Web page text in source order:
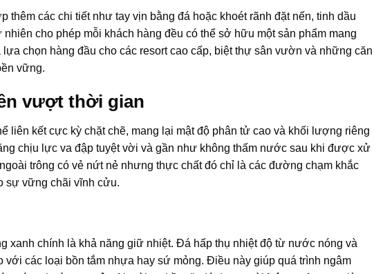
thêm các chi tiết như tay vịn bằng đá hoặc khoét rãnh đặt nến, tinh dầu
cho phép mỗi khách hàng đều có thể sở hữu một sản phẩm mang
chọn hàng đầu cho các resort cao cấp, biệt thự sân vườn và những căn
vững.
vượt thời gian
liên kết cực kỳ chặt chẽ, mang lại mật độ phân tử cao và khối lượng riêng
chịu lực va đập tuyệt vời và gần như không thấm nước sau khi được xử
trông có vẻ nứt nẻ nhưng thực chất đó chỉ là các đường chạm khắc
sự vững chãi vĩnh cửu.
xanh chính là khả năng giữ nhiệt. Đá hấp thụ nhiệt độ từ nước nóng và
các loại bồn tắm nhựa hay sứ mỏng. Điều này giúp quá trình ngâm